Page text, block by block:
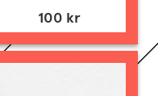
100 kr